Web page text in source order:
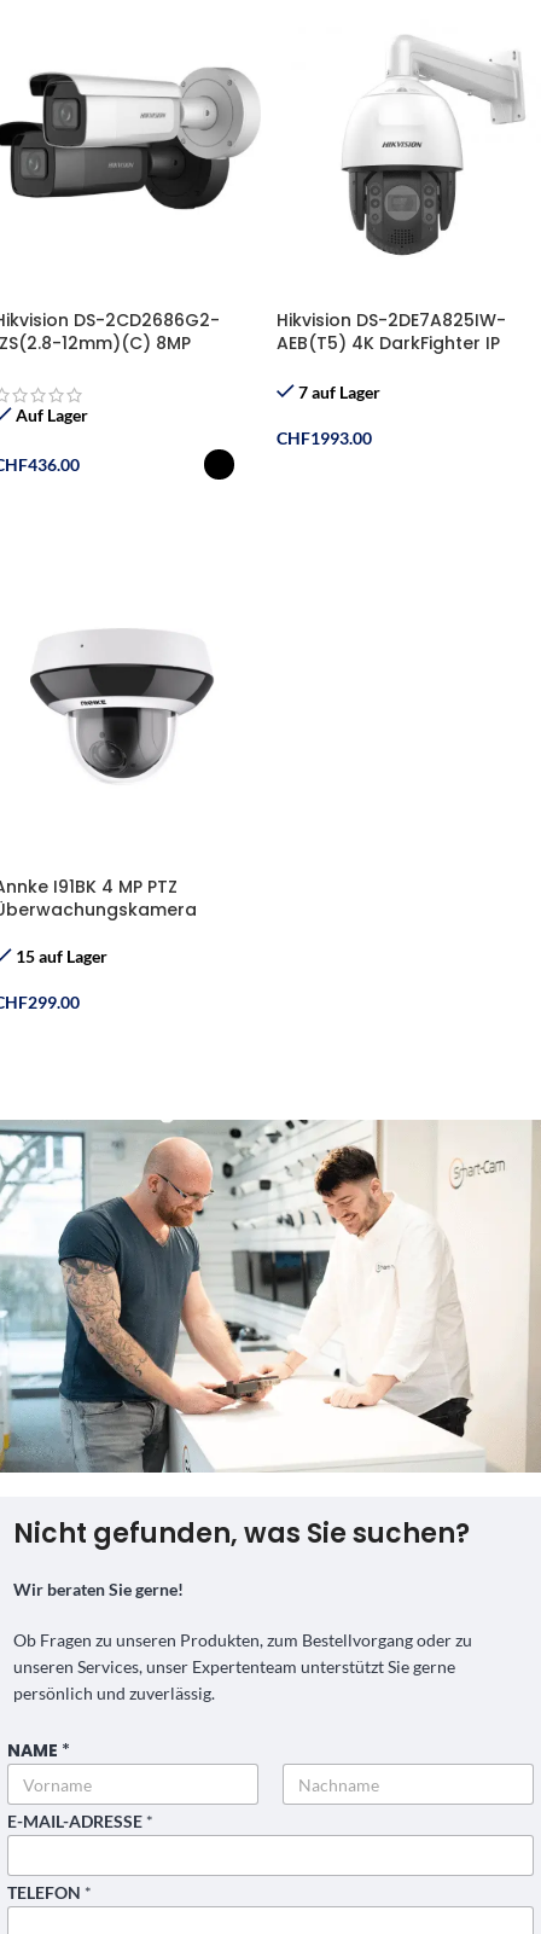
DS-2CD2686G2-
12mm)(C) 8MP
Bullet Kamera
Auf Lager
436.00
Hikvision DS-2DE7A825IW-
AEB(T5) 4K DarkFighter IP
Smart Tracking
7 auf Lager
CHF1993.00
I91BK 4 MP PTZ
15 auf Lager
299.00
Nicht gefunden, was Sie suchen?
Wir beraten Sie gerne!
Ob Fragen zu unseren Produkten, zum Bestellvorgang oder zu
unseren Services, unser Expertenteam unterstützt Sie gerne
persönlich und zuverlässig.
NAME *
Vorname
E-MAIL-ADRESSE *
TELEFON *